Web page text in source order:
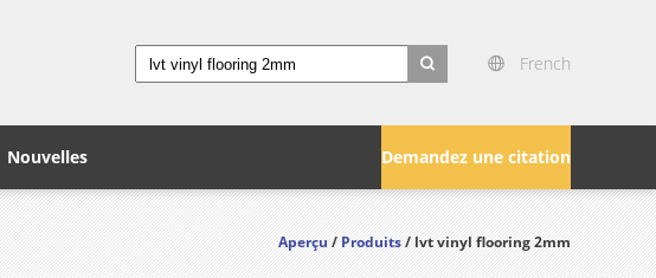
French
Demandez une citation
Nouvelles
Aperçu/Produits/ lvt vinyl flooring 2mm